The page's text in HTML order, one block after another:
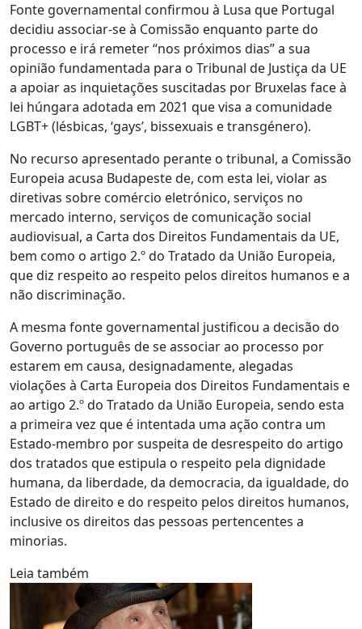
Fonte governamental confirmou à Lusa que Portugal
decidiu associar-se à Comissão enquanto parte do
processo e irá remeter “nos próximos dias” a sua
opinião fundamentada para o Tribunal de Justiça da UE
a apoiar as inquietações suscitadas por Bruxelas face à
lei húngara adotada em 2021 que visa a comunidade
LGBT+ (lésbicas, ‘gays’, bissexuais e transgénero).
No recurso apresentado perante o tribunal, a Comissão
Europeia acusa Budapeste de, com esta lei, violar as
diretivas sobre comércio eletrónico, serviços no
mercado interno, serviços de comunicação social
audiovisual, a Carta dos Direitos Fundamentais da UE,
bem como o artigo 2.º do Tratado da União Europeia,
que diz respeito ao respeito pelos direitos humanos e a
não discriminação.
A mesma fonte governamental justificou a decisão do
Governo português de se associar ao processo por
estarem em causa, designadamente, alegadas
violações à Carta Europeia dos Direitos Fundamentais e
ao artigo 2.º do Tratado da União Europeia, sendo esta
a primeira vez que é intentada uma ação contra um
Estado-membro por suspeita de desrespeito do artigo
dos tratados que estipula o respeito pela dignidade
humana, da liberdade, da democracia, da igualdade, do
Estado de direito e do respeito pelos direitos humanos,
inclusive os direitos das pessoas pertencentes a
minorias.
Leia também